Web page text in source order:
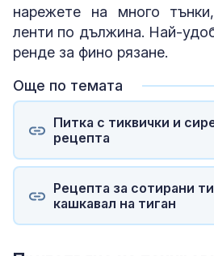
нарежете на много
ленти по дължина. Най-
ренде за фино рязане.
Още по темата
Питка с тиквички и
рецепта
Рецепта за сотирани
кашкавал на тиган